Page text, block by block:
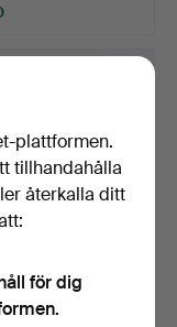
22
Carlsen Comi…
plattformen.
tillhandahålla
återkalla ditt
för dig